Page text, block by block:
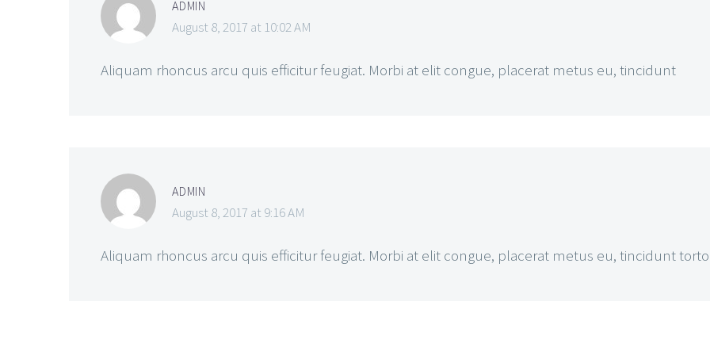
ADMIN
August 8, 2017 at 10:02 AM
Aliquam rhoncus arcu quis efficitur feugiat. Morbi at elit congue, placerat metus eu, tincidunt
ADMIN
August 8, 2017 at 9:16 AM
Aliquam rhoncus arcu quis efficitur feugiat. Morbi at elit congue, placerat metus eu, tincidunt